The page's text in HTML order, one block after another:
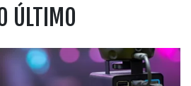
ÚLTIMO